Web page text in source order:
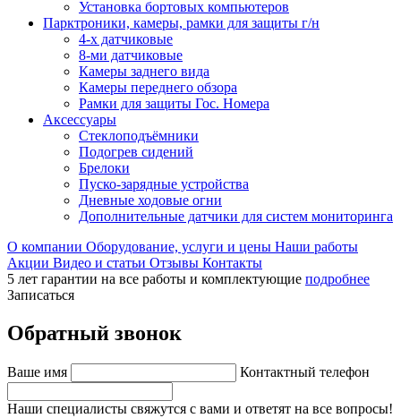
Установка бортовых компьютеров
Парктроники, камеры, рамки для защиты г/н
4-х датчиковые
8-ми датчиковые
Камеры заднего вида
Камеры переднего обзора
Рамки для защиты Гос. Номера
Аксессуары
Стеклоподъёмники
Подогрев сидений
Брелоки
Пуско-зарядные устройства
Дневные ходовые огни
Дополнительные датчики для систем мониторинга
О компании Оборудование, услуги и цены Наши работы
Акции Видео и статьи Отзывы Контакты
5 лет гарантии на все работы и комплектующие подробнее
Записаться
Обратный звонок
Ваше имя Контактный телефон
Наши специалисты свяжутся с вами и ответят на все вопросы!